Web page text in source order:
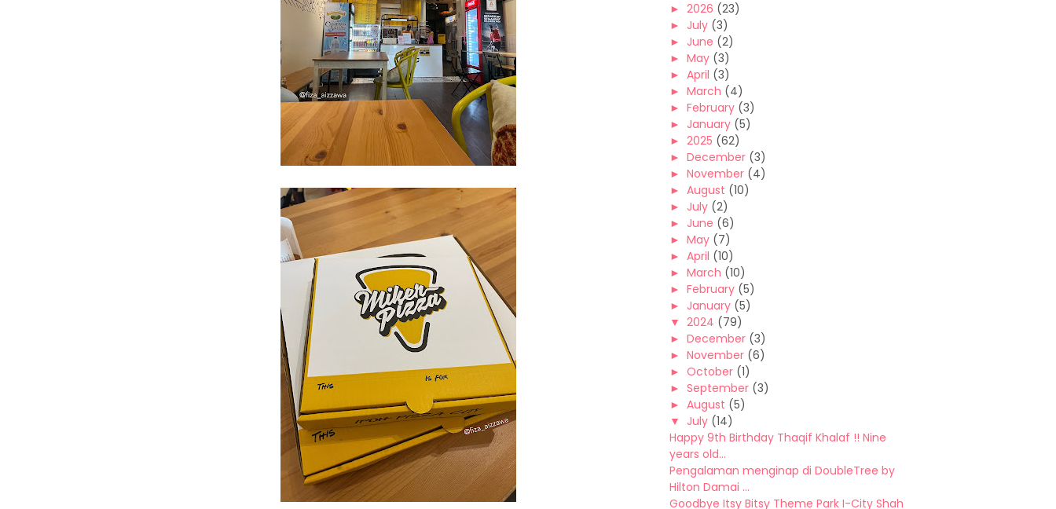
► 2026 (23)
► July (3)
► June (2)
► May (3)
► April (3)
► March (4)
► February (3)
► January (5)
► 2025 (62)
► December (3)
► November (4)
► August (10)
► July (2)
► June (6)
► May (7)
► April (10)
► March (10)
► February (5)
► January (5)
▼ 2024 (79)
► December (3)
► November (6)
► October (1)
► September (3)
► August (5)
▼ July (14)
Happy 9th Birthday Thaqif Khalaf !! Nine
years old...
Pengalaman menginap di DoubleTree by
Hilton Damai ...
Goodbye Itsy Bitsy Theme Park I-City Shah